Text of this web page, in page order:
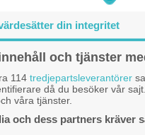
din integritet
och tjänster
114 tredjepartsleverantörer
då du besöker vår
våra tjänster.
och dess partners kräver